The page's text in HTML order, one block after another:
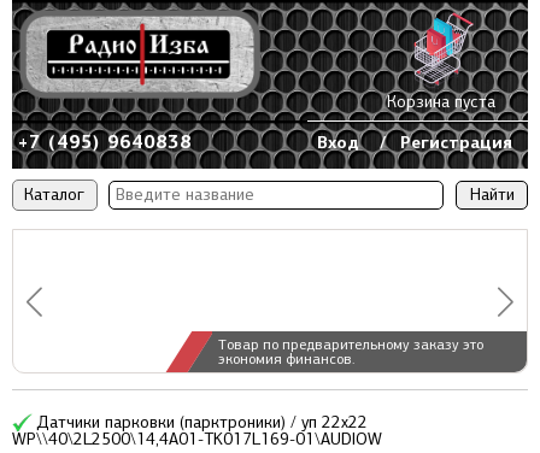
Каталог
Товар по предварительному заказу это
экономия финансов.
+7 (495) 9640838 Вход / Регистрация
Корзина пуста
Датчики парковки (парктроники) / уп 22x22
WP\\40\2L2500\14,4A01-TK017L169-01\AUDIOW